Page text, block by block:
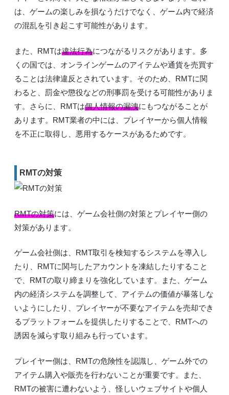
は、ゲームの楽しみを損なうだけでなく、ゲーム内で経済
の混乱を引き起こす可能性があります。
また、RMTは違法行為につながるリスクがあります。多
くの国では、オンラインゲームのアイテムや通貨を売買す
ることは法律違反とされています。そのため、RMTに関
わると、罰金や懲役などの刑事罰を受ける可能性がありま
す。さらに、RMTは個人情報の漏洩にもつながることが
あります。RMT業者の中には、プレイヤーから個人情報
を不正に取得し、悪用するケースがあるためです。
RMTの対策
RMTの対策には、ゲーム会社側の対策とプレイヤー側の
対策があります。
ゲーム会社側は、RMT取引を検知するシステムを導入し
たり、RMTに関与したアカウントを凍結したりすること
で、RMTの取り締まりを強化しています。また、ゲーム
内の経済システムを調整して、アイテムの価値が暴落しな
いようにしたり、プレイヤーが不要なアイテムを売却でき
るプラットフォームを提供したりすることで、RMTへの
誘因を減らす取り組みも行っています。
プレイヤー側は、RMTの危険性を認識し、ゲーム外での
アイテム購入や販売を行わないことが重要です。また、
RMTの被害に遭わないよう、怪しいウェブサイトや個人